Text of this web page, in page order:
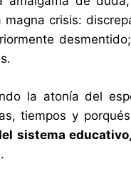
crisis:
la atonía del
tiempos y
sistema educativo,